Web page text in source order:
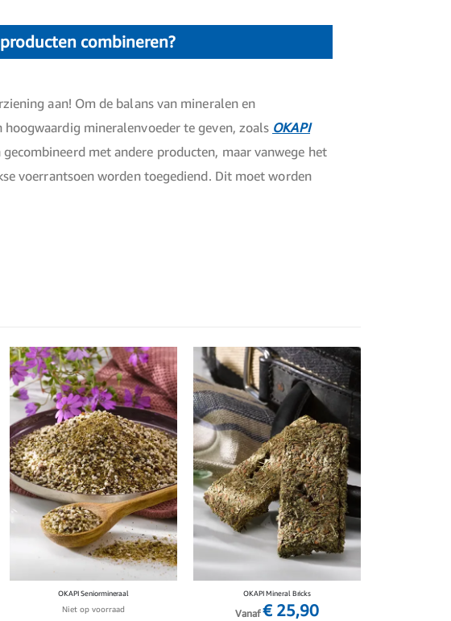
combineren?
aan! Om de balans van mineralen en
mineralenvoeder te geven, zoals OKAPI
met andere producten, maar vanwege het
voerrantsoen worden toegediend. Dit moet worden
OKAPI Seniormineraal
Niet op voorraad
OKAPI Mineral Bricks
Vanaf € 25,90